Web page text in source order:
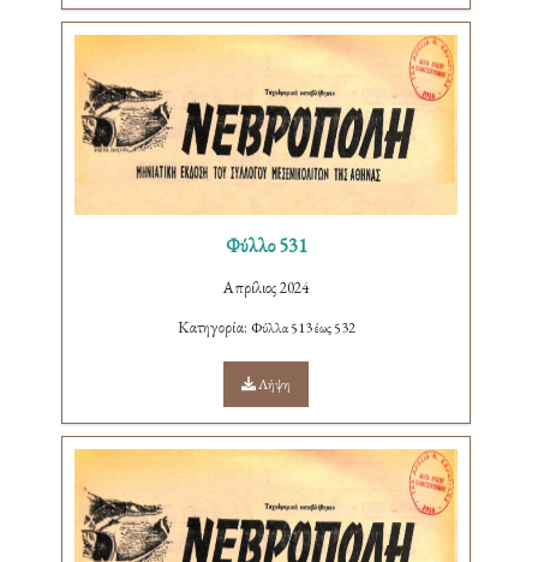
Φύλλο 531
Απρίλιος 2024
Κατηγορία: Φύλλα 513 έως 532
Λήψη